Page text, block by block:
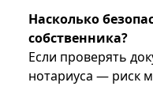
Насколько
собственника?
Если проверять
нотариуса — риск